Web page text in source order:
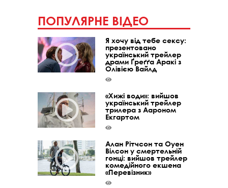
ПОПУЛЯРНЕ ВІДЕО
Я хочу від тебе сексу:
презентовано
український трейлер
драми Ґреґґа Аракі з
Олівією Вайлд
«Хижі води»: вийшов
український трейлер
трилера з Аароном
Екгартом
Алан Рітчсон та Оуен
Вілсон у смертельній
гонці: вийшов трейлер
комедійного екшена
«Перевізник»